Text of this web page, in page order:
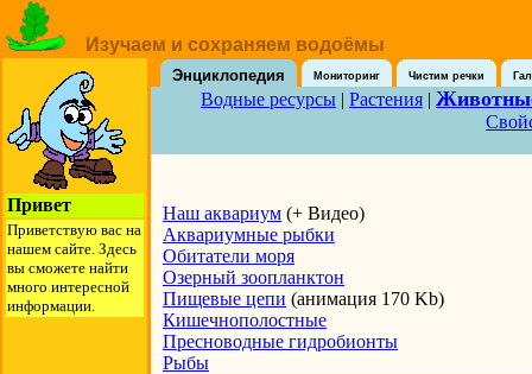
Изучаем и сохраняем водоёмы
Привет
Приветствую вас на
нашем сайте. Здесь
вы сможете найти
много интересной
информации.
Энциклопедия Мониторинг Чистим речки
Водные ресурсы | Растения |
Наш аквариум (+ Видео)
Аквариумные рыбки
Обитатели моря
Озерный зоопланктон
Пищевые цепи (анимация 170 Kb)
Кишечнополостные
Пресноводные гидробионты
Рыбы